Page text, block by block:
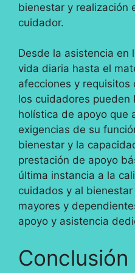
bienestar y realización
cuidador.
Desde la asistencia en
vida diaria hasta el
afecciones y
los cuidadores pueden
holística de apoyo que
exigencias de su
bienestar y la
prestación de apoyo
última instancia a la
cuidados y al
mayores y
apoyo y asistencia
Conclusión